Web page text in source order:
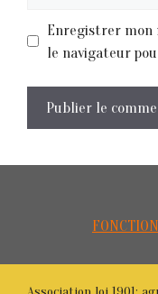
Enregistrer mon
le navigateur